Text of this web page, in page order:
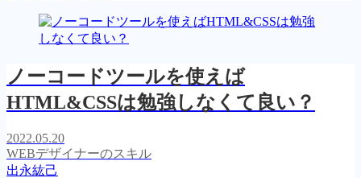
ノーコードツールを使えば
HTML&CSSは勉強しなくて良い？
2022.05.20
WEBデザイナーのスキル
出永紘己